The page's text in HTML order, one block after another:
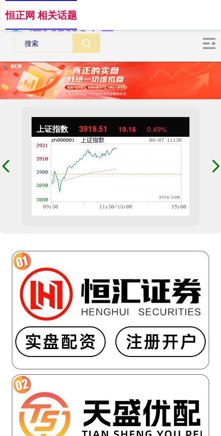
上证指数 3919.51 19.16 0.49%
恒正网 相关话题